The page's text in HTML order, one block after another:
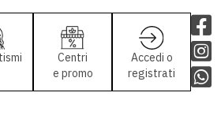
Centri
e promo
Accedi o
registrati